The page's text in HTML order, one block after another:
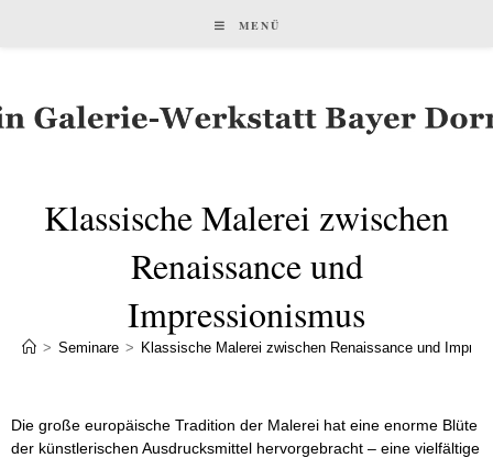
MENÜ
Klassische Malerei zwischen
Renaissance und
Impressionismus
> Seminare > Klassische Malerei zwischen Renaissance und
Die große europäische Tradition der Malerei hat eine enorme Blüte
der künstlerischen Ausdrucksmittel hervorgebracht – eine vielfältige